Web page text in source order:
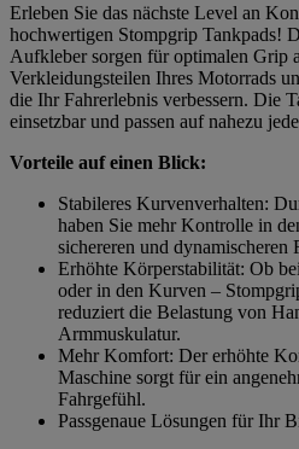
Erleben Sie das nächste Level an
hochwertigen Stompgrip Tankpads!
Aufkleber sorgen für optimalen Grip
Verkleidungsteilen Ihres Motorrads
die Ihr Fahrerlebnis verbessern. Die
einsetzbar und passen auf nahezu
Vorteile auf einen Blick:
Stabileres Kurvenverhalten:
haben Sie mehr Kontrolle in
sichereren und dynamischeren
Erhöhte Körperstabilität: Ob
oder in den Kurven –
reduziert die Belastung von
Armmuskulatur.
Mehr Komfort: Der erhöhte
Maschine sorgt für ein
Fahrgefühl.
Passgenaue Lösungen für Ihr